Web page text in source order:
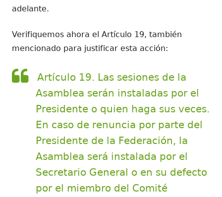
adelante.
Verifiquemos ahora el Artículo 19, también
mencionado para justificar esta acción:
Artículo 19. Las sesiones de la
Asamblea serán instaladas por el
Presidente o quien haga sus veces.
En caso de renuncia por parte del
Presidente de la Federación, la
Asamblea será instalada por el
Secretario General o en su defecto
por el miembro del Comité